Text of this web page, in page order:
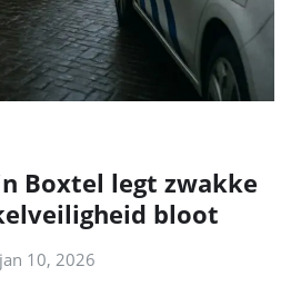
Boxtel legt zwakke
bloot
jan 10, 2026